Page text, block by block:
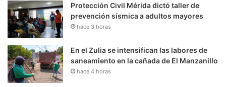
Protección Civil Mérida dictó taller de
prevención sísmica a adultos mayores
hace 3 horas
En el Zulia se intensifican las labores de
saneamiento en la cañada de El Manzanillo
hace 4 horas